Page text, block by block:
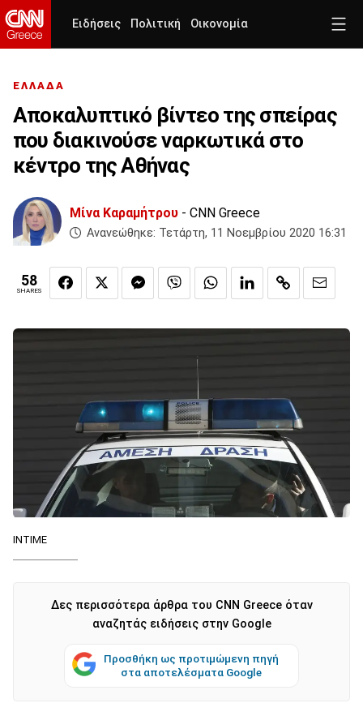
Ειδήσεις Πολιτική Οικονομία
ΕΛΛΑΔΑ
Αποκαλυπτικό βίντεο της σπείρας
που διακινούσε ναρκωτικά στο
κέντρο της Αθήνας
Μίνα Καραμήτρου - CNN Greece
Ανανεώθηκε: Τετάρτη, 11 Νοεμβρίου 2020 16:31
58
SHARES
ΙΝΤΙΜΕ
Δες περισσότερα άρθρα του CNN Greece όταν
αναζητάς ειδήσεις στην Google
Προσθήκη ως προτιμώμενη πηγή
στα αποτελέσματα Google